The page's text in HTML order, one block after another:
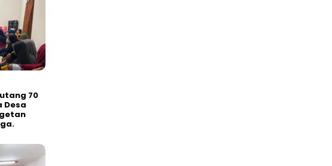
70
Desa